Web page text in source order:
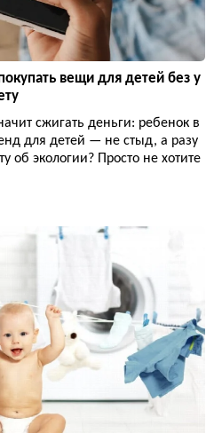
вещи для детей без у
сжигать деньги: ребенок в
для детей — не стыд, а разу
об экологии? Просто не хотите